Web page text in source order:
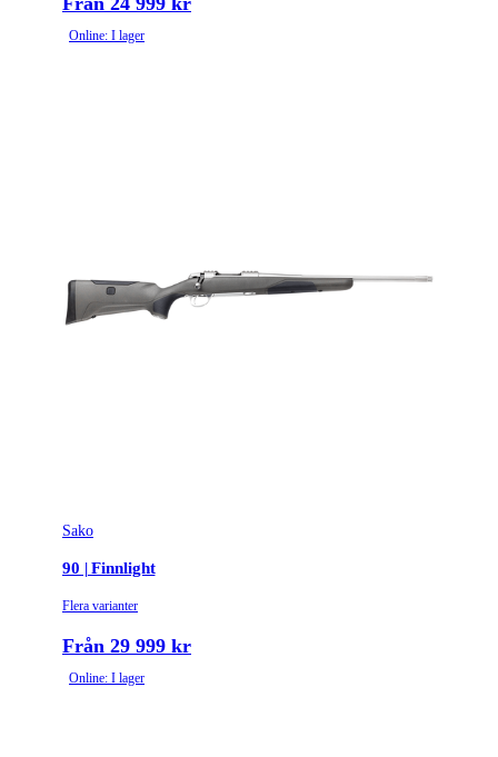
Online: I lager
Sako
90 | Finnlight
Flera varianter
Från 29 999 kr
Online: I lager